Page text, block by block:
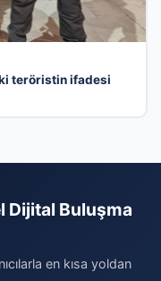
teröristin ifadesi
Dijital Buluşma
en kısa yoldan